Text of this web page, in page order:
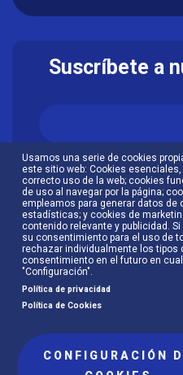
Usamos una serie de cookies
este sitio web: Cookies
correcto uso de la web; cookies
de uso al navegar por la página;
empleamos para generar datos de
estadísticas; y cookies de
contenido relevante y publicidad. Si
su consentimiento para el uso de
rechazar individualmente los tipos
consentimiento en el futuro en
"Configuración".
Política de privacidad
Política de Cookies
CONFIGURACIÓN
Suscríbete a
Acepto la